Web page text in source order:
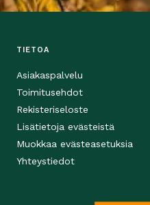
TIETOA
Asiakaspalvelu
Toimitusehdot
Rekisteriseloste
Lisätietoja evästeistä
Muokkaa evästeasetuksia
Yhteystiedot